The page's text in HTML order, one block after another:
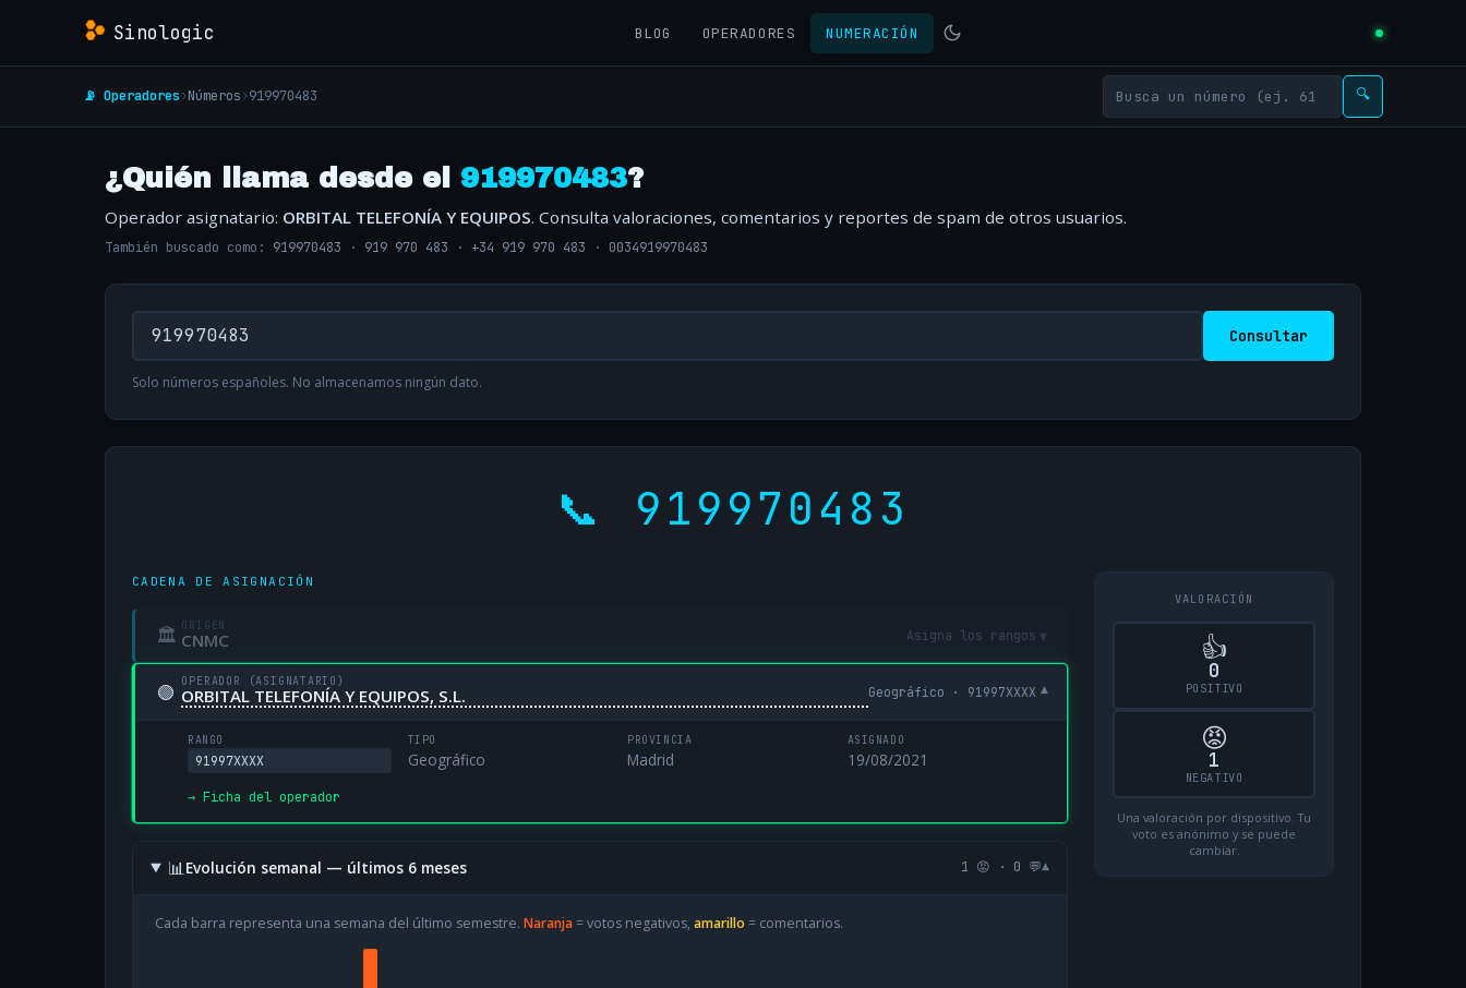
Sinologic BLOG OPERADORES NUMERACIÓN
📡 Operadores›Números›919970483 🔍
¿Quién llama desde el 919970483?
Operador asignatario: ORBITAL TELEFONÍA Y EQUIPOS. Consulta valoraciones, comentarios y reportes de spam de otros usuarios.
También buscado como: 919970483 · 919 970 483 · +34 919 970 483 · 0034919970483
Consultar
Solo números españoles. No almacenamos ningún dato.
📞 919970483
CADENA DE ASIGNACIÓN
🏛 ORIGEN
CNMC Asigna los rangos ▾
🟢 OPERADOR (ASIGNATARIO)
ORBITAL TELEFONÍA Y EQUIPOS, S.L. Geográfico · 91997XXXX ▾
RANGO
91997XXXX
TIPO
Geográfico
PROVINCIA
Madrid
ASIGNADO
19/08/2021
→ Ficha del operador
📊Evolución semanal — últimos 6 meses 1 😡 · 0 💬▾
Cada barra representa una semana del último semestre. Naranja= votos negativos, amarillo = comentarios.
VALORACIÓN
👍
0
POSITIVO
😡
1
NEGATIVO
Una valoración por dispositivo. Tu
voto es anónimo y se puede
cambiar.